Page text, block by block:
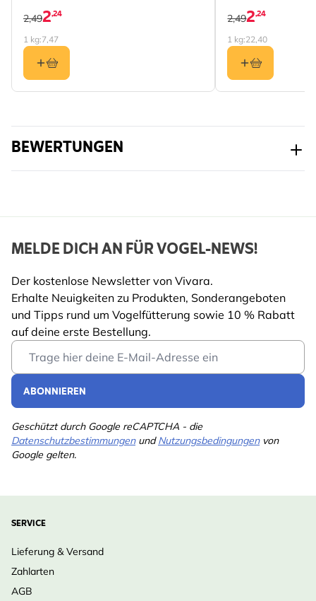
Bestandteile
8.25%, Rohfaser 6.72%,
Fütterungsmethode
Futterhäuser,
Bodenfütterung
Profitierende
Gartentiere
Vogel
Vogelart
Blaumeise, Kohlmeise,
Rotkehlchen, Buchfink,
Grünfink, Singdrossel,
Star, Zaunkönig, Amsel,
Kleiber
2,24
2,49
1 kg:7,47
2,24
2,49
1 kg:22,40
BEWERTUNGEN
MELDE DICH AN FÜR VOGEL-NEWS!
Der kostenlose Newsletter von Vivara.
Erhalte Neuigkeiten zu Produkten, Sonderangeboten
und Tipps rund um Vogelfütterung sowie 10 % Rabatt
auf deine erste Bestellung.
Email Address
ABONNIEREN
Geschützt durch Google reCAPTCHA - die
DatenschutzbestimmungenundNutzungsbedingungenvon
Google gelten.
SERVICE
Lieferung & Versand
Zahlarten
AGB